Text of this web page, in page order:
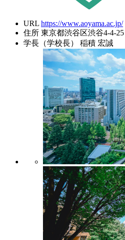
URL https://www.aoyama.ac.jp/
住所 東京都渋谷区渋谷4-4-25
学長（学校長）
稲積 宏誠